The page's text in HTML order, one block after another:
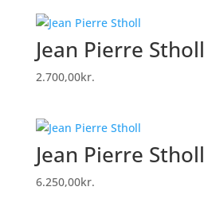
Jean Pierre Stholl
2.700,00kr.
Jean Pierre Stholl
6.250,00kr.